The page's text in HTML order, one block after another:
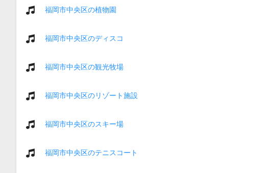
福岡市中央区の植物園
福岡市中央区のディスコ
福岡市中央区の観光牧場
福岡市中央区のリゾート施設
福岡市中央区のスキー場
福岡市中央区のテニスコート